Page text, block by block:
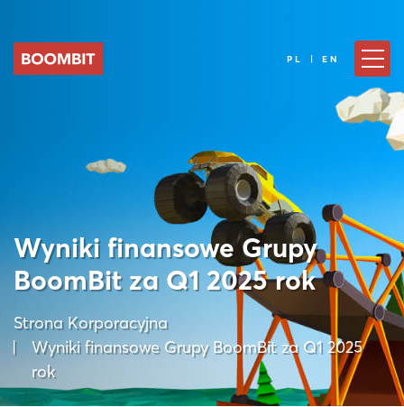
PL | EN
Wyniki finansowe Grupy
BoomBit za Q1 2025 rok
Strona Korporacyjna
Wyniki finansowe Grupy BoomBit za Q1 2025
rok